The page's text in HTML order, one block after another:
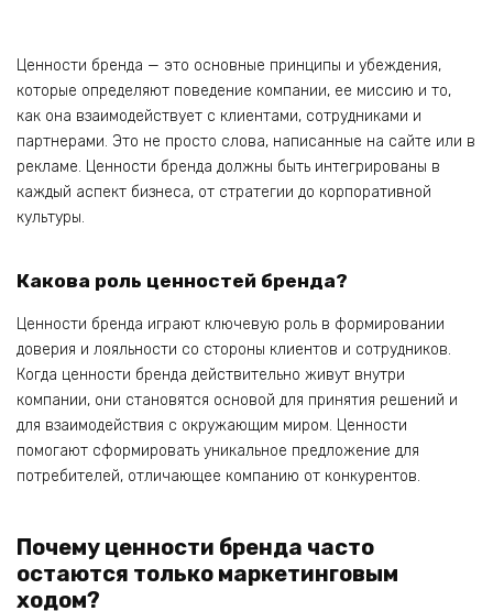
Ценности бренда — это основные принципы и убеждения,
которые определяют поведение компании, ее миссию и то,
как она взаимодействует с клиентами, сотрудниками и
партнерами. Это не просто слова, написанные на сайте или в
рекламе. Ценности бренда должны быть интегрированы в
каждый аспект бизнеса, от стратегии до корпоративной
культуры.
Какова роль ценностей бренда?
Ценности бренда играют ключевую роль в формировании
доверия и лояльности со стороны клиентов и сотрудников.
Когда ценности бренда действительно живут внутри
компании, они становятся основой для принятия решений и
для взаимодействия с окружающим миром. Ценности
помогают сформировать уникальное предложение для
потребителей, отличающее компанию от конкурентов.
Почему ценности бренда часто
остаются только маркетинговым
ходом?